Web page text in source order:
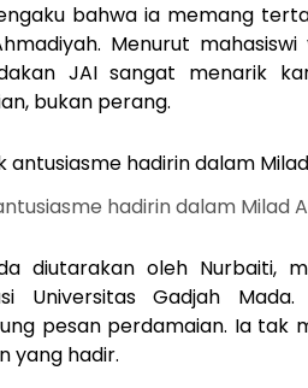
bahwa ia memang
Menurut
JAI sangat menarik
bukan perang.
hadirin dalam Milad
diutarakan oleh Nurbaiti,
Universitas Gadjah
pesan perdamaian. Ia tak
yang hadir.